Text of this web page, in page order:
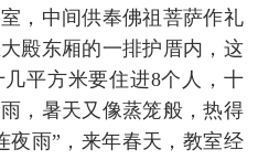
，中间供奉佛祖菩萨作礼
殿东厢的一排护厝内，这
平方米要住进8个人，十
，暑天又像蒸笼般，热得
夜雨”，来年春天，教室经